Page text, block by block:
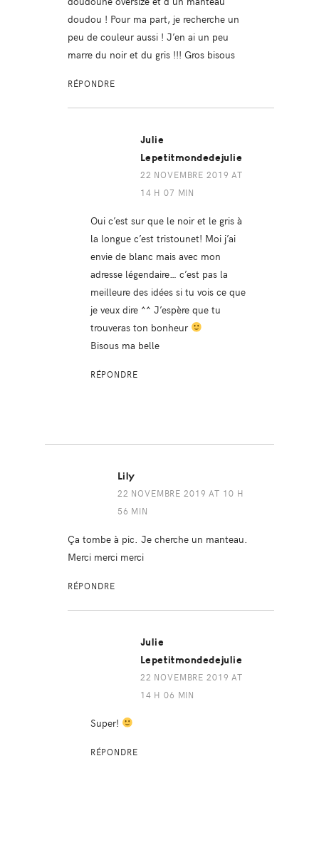
doudou ! Pour ma part, je recherche un
peu de couleur aussi ! J’en ai un peu
marre du noir et du gris !!! Gros bisous
RÉPONDRE
Julie
Lepetitmondedejulie
22 NOVEMBRE 2019 AT
14 H 07 MIN
Oui c’est sur que le noir et le gris à
la longue c’est tristounet! Moi j’ai
envie de blanc mais avec mon
adresse légendaire… c’est pas la
meilleure des idées si tu vois ce que
je veux dire ^^ J’espère que tu
trouveras ton bonheur
Bisous ma belle
RÉPONDRE
Lily
22 NOVEMBRE 2019 AT 10 H
56 MIN
Ça tombe à pic. Je cherche un manteau.
Merci merci merci
RÉPONDRE
Julie
Lepetitmondedejulie
22 NOVEMBRE 2019 AT
14 H 06 MIN
Super!
RÉPONDRE